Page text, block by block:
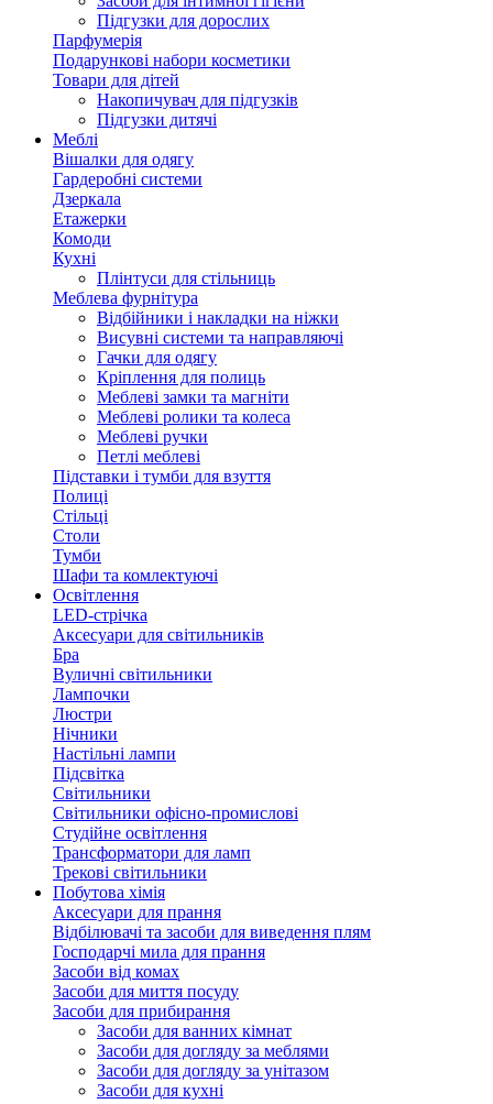
Підгузки для дорослих
Парфумерія
Подарункові набори косметики
Товари для дітей
Накопичувач для підгузків
Підгузки дитячі
Меблі
Вішалки для одягу
Гардеробні системи
Дзеркала
Етажерки
Комоди
Кухні
Плінтуси для стільниць
Меблева фурнітура
Відбійники і накладки на ніжки
Висувні системи та направляючі
Гачки для одягу
Кріплення для полиць
Меблеві замки та магніти
Меблеві ролики та колеса
Меблеві ручки
Петлі меблеві
Підставки і тумби для взуття
Полиці
Стільці
Столи
Тумби
Шафи та комлектуючі
Освітлення
LED-стрічка
Аксесуари для світильників
Бра
Вуличні світильники
Лампочки
Люстри
Нічники
Настільні лампи
Підсвітка
Світильники
Світильники офісно-промислові
Студійне освітлення
Трансформатори для ламп
Трекові світильники
Побутова хімія
Аксесуари для прання
Відбілювачі та засоби для виведення плям
Господарчі мила для прання
Засоби від комах
Засоби для миття посуду
Засоби для прибирання
Засоби для ванних кімнат
Засоби для догляду за меблями
Засоби для догляду за унітазом
Засоби для кухні